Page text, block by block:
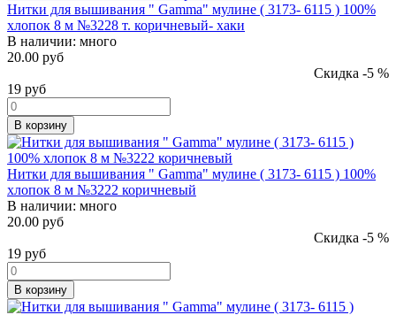
Нитки для вышивания " Gamma" мулине ( 3173- 6115 ) 100%
хлопок 8 м №3228 т. коричневый- хаки
В наличии: много
20.00 руб
Скидка -5 %
19 руб
В корзину
Нитки для вышивания " Gamma" мулине ( 3173- 6115 ) 100%
хлопок 8 м №3222 коричневый
В наличии: много
20.00 руб
Скидка -5 %
19 руб
В корзину